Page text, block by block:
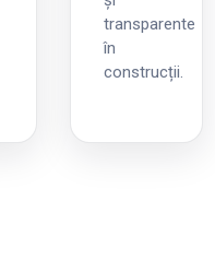
transparente
în
construcții.